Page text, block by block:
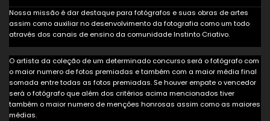
Nossa missão é dar destaque para fotógrafos e suas obras de artes
assim como auxiliar no desenvolvimento da fotografia como um todo
através dos canais de ensino da comunidade Instinto Criativo.
O artista da coleção de um determinado concurso será o fotógrafo com
o maior numero de fotos premiadas e também com a maior média final
somada entre todas as fotos premiadas. Se houver empate o vencedor
será o fotógrafo que além dos critérios acima mencionados tiver
também o maior numero de menções honrosas assim como as maiores
médias.